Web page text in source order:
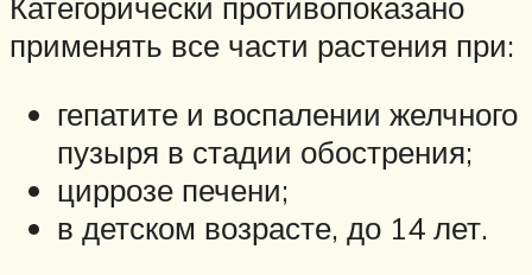
применять все части растения при:
гепатите и воспалении желчного
пузыря в стадии обострения;
циррозе печени;
в детском возрасте, до 14 лет.